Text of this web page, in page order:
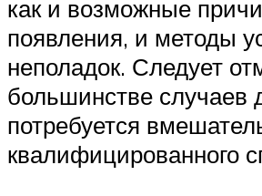
как и возможные
появления, и методы
неполадок. Следует
большинстве случаев
потребуется
квалифицированного